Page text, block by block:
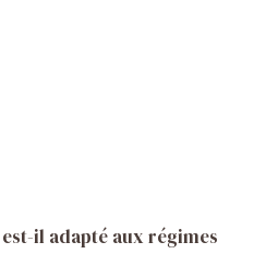
il adapté aux régimes